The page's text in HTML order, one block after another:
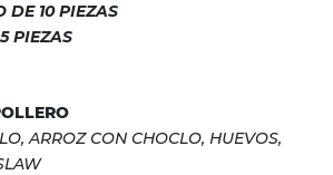
DE 10 PIEZAS
PIEZAS
ARROZ CON CHOCLO, HUEVOS,